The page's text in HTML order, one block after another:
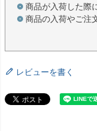
商品が入荷した際
商品の入荷やご注
レビューを書く